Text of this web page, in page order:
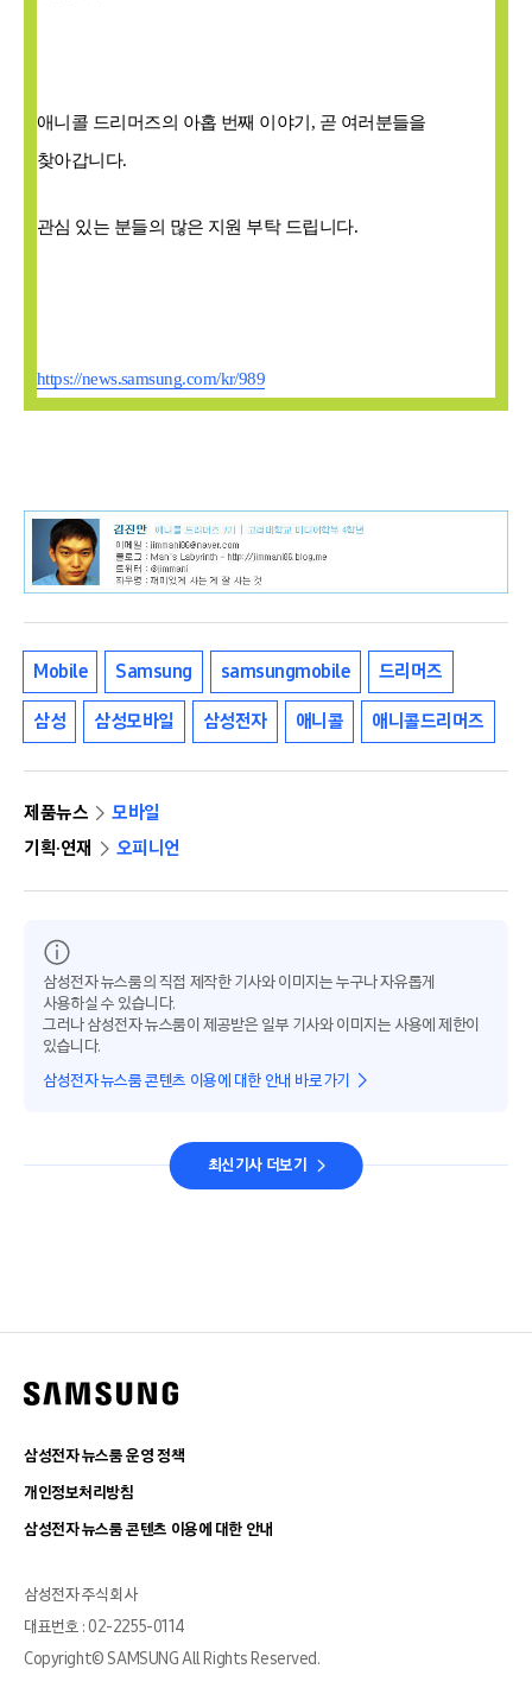
애니콜 드리머즈의 아홉 번째 이야기 , 곧 여러분들을
찾아갑니다.
관심 있는 분들의 많은 지원 부탁 드립니다.
https://news.samsung.com/kr/989
Mobile Samsung samsungmobile 드리머즈
삼성 삼성모바일 삼성전자 애니콜 애니콜드리머즈
제품뉴스
모바일
기획·연재
오피니언
삼성전자 뉴스룸의 직접 제작한 기사와 이미지는 누구나 자유롭게
사용하실 수 있습니다.
그러나 삼성전자 뉴스룸이 제공받은 일부 기사와 이미지는 사용에 제한이
있습니다.
삼성전자 뉴스룸 콘텐츠 이용에 대한 안내 바로가기
최신기사 더보기
삼성전자 뉴스룸 운영 정책
개인정보처리방침
삼성전자 뉴스룸 콘텐츠 이용에 대한 안내
삼성전자 주식회사
대표번호 : 02-2255-0114
Copyright© SAMSUNG All Rights Reserved.